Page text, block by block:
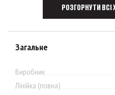
РОЗГОРНУТИ ВСІ
Загальне
Виробник
Лінійка (повна)